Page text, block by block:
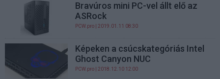
Bravúros mini PC-vel állt elő az
ASRock
PCW.pro | 2019.01.11 08:30
Képeken a csúcskategóriás Intel
Ghost Canyon NUC
PCW.pro | 2018.12.10 12:00